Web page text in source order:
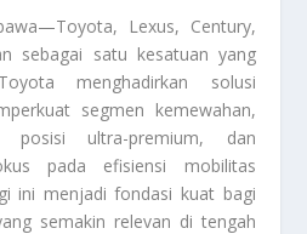
Lexus, Century,
sebagai satu kesatuan yang
menghadirkan solusi
segmen kemewahan,
posisi ultra-premium, dan
pada efisiensi mobilitas
ini menjadi fondasi kuat bagi
semakin relevan di tengah